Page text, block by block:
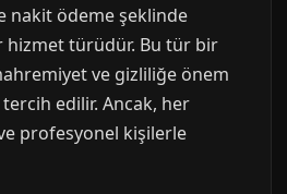
nakit ödeme şeklinde
türüdür. Bu tür bir
ve gizliliğe önem
edilir. Ancak, her
profesyonel kişilerle